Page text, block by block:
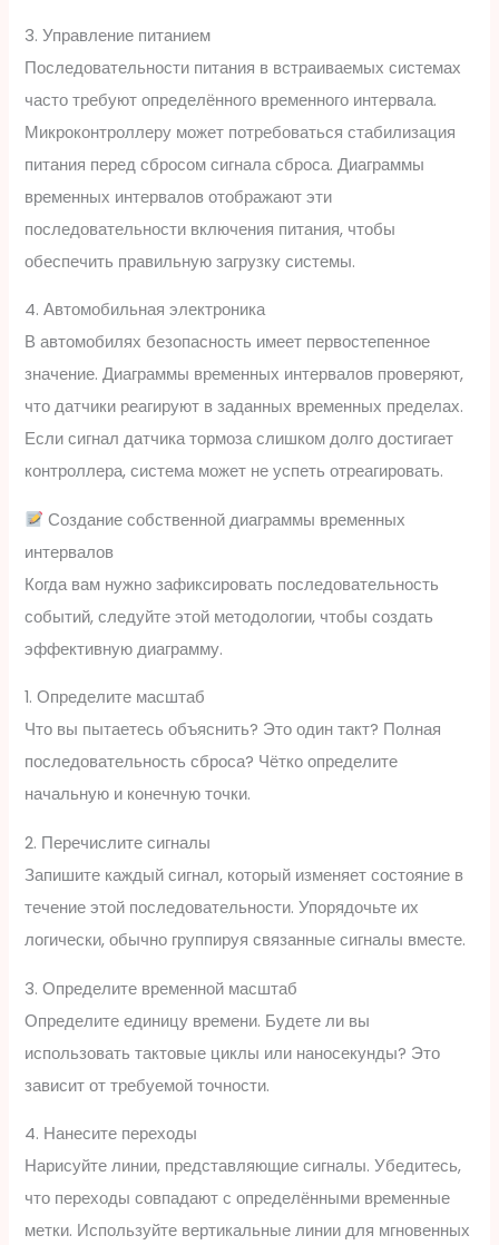
3. Управление питанием
Последовательности питания в встраиваемых системах
часто требуют определённого временного интервала.
Микроконтроллеру может потребоваться стабилизация
питания перед сбросом сигнала сброса. Диаграммы
временных интервалов отображают эти
последовательности включения питания, чтобы
обеспечить правильную загрузку системы.
4. Автомобильная электроника
В автомобилях безопасность имеет первостепенное
значение. Диаграммы временных интервалов проверяют,
что датчики реагируют в заданных временных пределах.
Если сигнал датчика тормоза слишком долго достигает
контроллера, система может не успеть отреагировать.
Создание собственной диаграммы временных
интервалов
Когда вам нужно зафиксировать последовательность
событий, следуйте этой методологии, чтобы создать
эффективную диаграмму.
1. Определите масштаб
Что вы пытаетесь объяснить? Это один такт? Полная
последовательность сброса? Чётко определите
начальную и конечную точки.
2. Перечислите сигналы
Запишите каждый сигнал, который изменяет состояние в
течение этой последовательности. Упорядочьте их
логически, обычно группируя связанные сигналы вместе.
3. Определите временной масштаб
Определите единицу времени. Будете ли вы
использовать тактовые циклы или наносекунды? Это
зависит от требуемой точности.
4. Нанесите переходы
Нарисуйте линии, представляющие сигналы. Убедитесь,
что переходы совпадают с определёнными временные
метки. Используйте вертикальные линии для мгновенных